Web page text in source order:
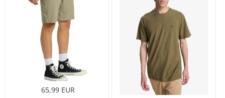
65,99 EUR